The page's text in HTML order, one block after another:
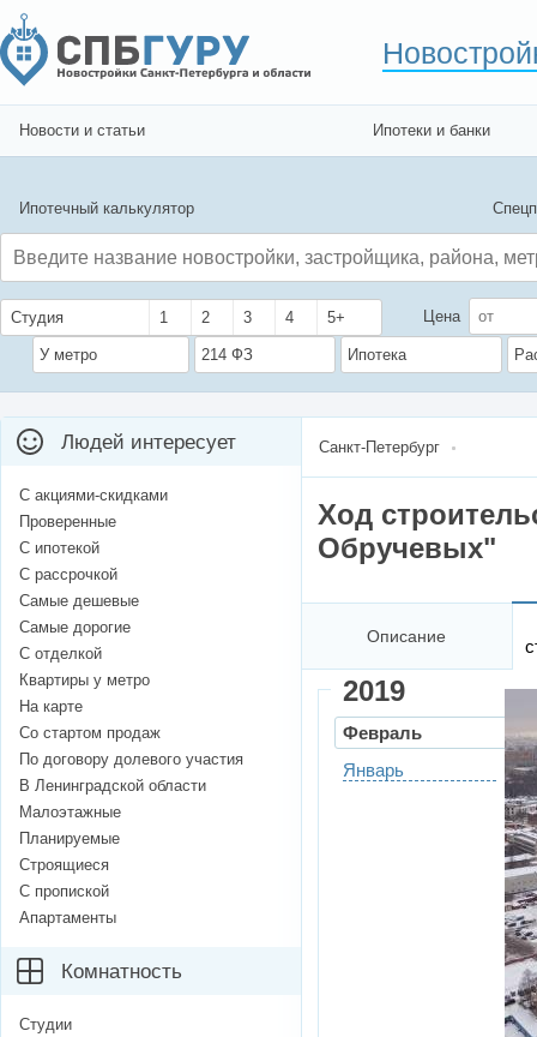
Новости и статьи Ипотеки и банки
Ипотечный калькулятор
Студия 1 2 3 4 5+ Цена
У метро 214 ФЗ Ипотека
Санкт-Петербург
Ход
Обручевых"
Описание
2019
Февраль
Январь
Людей интересует
С акциями-скидками
Проверенные
С ипотекой
С рассрочкой
Самые дешевые
Самые дорогие
С отделкой
Квартиры у метро
На карте
Со стартом продаж
По договору долевого участия
В Ленинградской области
Малоэтажные
Планируемые
Строящиеся
С пропиской
Апартаменты
Комнатность
Студии